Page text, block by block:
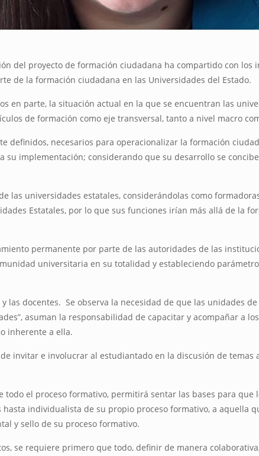
del proyecto de formación ciudadana ha compartido con
de la formación ciudadana en las Universidades del Estado.
en parte, la situación actual en la que se encuentran las
de formación como eje transversal, tanto a nivel macro
definidos, necesarios para operacionalizar la formación
implementación; considerando que su desarrollo se
las universidades estatales, considerándolas como
Estatales, por lo que sus funciones irían más allá de la
permanente por parte de las autoridades de las
universitaria en su totalidad y estableciendo
las docentes. Se observa la necesidad de que las unidades
asuman la responsabilidad de capacitar y acompañar a
inherente a ella.
invitar e involucrar al estudiantado en la discusión de
el proceso formativo, permitirá sentar las bases para
individualista de su propio proceso formativo, a aquella
y sello de su proceso formativo.
se requiere primero que todo, definir de manera